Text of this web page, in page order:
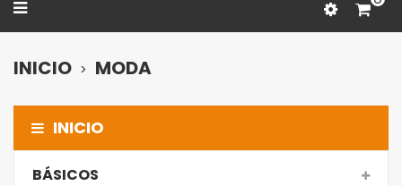
INICIO MODA
INICIO
BÁSICOS